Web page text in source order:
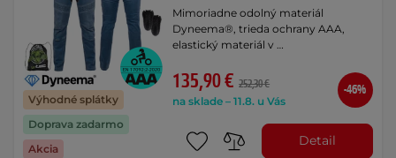
Výhodné splátky
Doprava zadarmo
Akcia
Mimoriadne odolný materiál
Dyneema®, trieda ochrany AAA,
elastický materiál v …
135,90 € 252,30 €
na sklade – 11.8. u Vás
-46%
Detail